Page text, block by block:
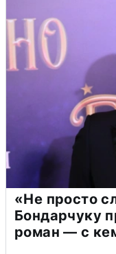
«Не просто
Бондарчуку
роман — с